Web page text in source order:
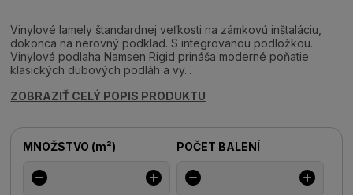
Vinylové lamely štandardnej veľkosti na zámkovú inštaláciu,
dokonca na nerovný podklad. S integrovanou podložkou.
Vinylová podlaha Namsen Rigid prináša moderné poňatie
klasických dubových podláh a vy...
ZOBRAZIŤ CELÝ POPIS PRODUKTU
MNOŽSTVO (m²) POČET BALENÍ